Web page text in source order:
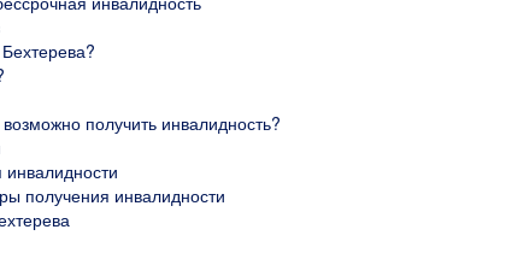
получить инвалидность?
получения инвалидности